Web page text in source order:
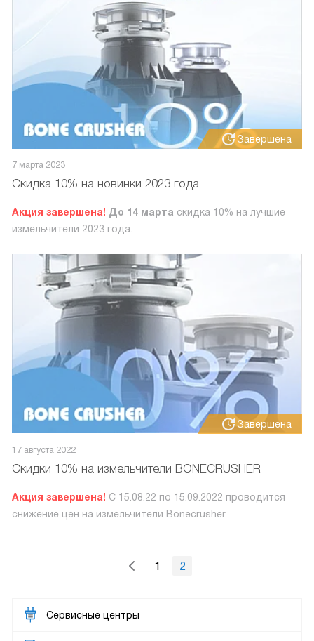
Завершена
7 марта 2023
Скидка 10% на новинки 2023 года
Акция завершена! До 14 марта скидка 10% на лучшие
измельчители 2023 года.
Завершена
17 августа 2022
Скидки 10% на измельчители BONECRUSHER
Акция завершена! С 15.08.22 по 15.09.2022 проводится
снижение цен на измельчители Bonecrusher.
1 2
Сервисные центры